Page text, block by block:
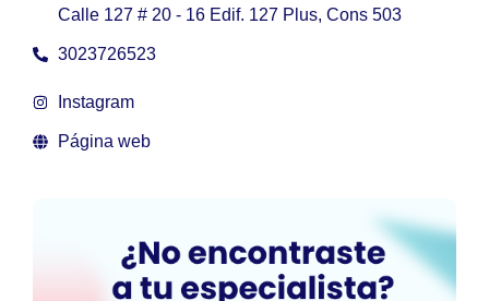
Calle 127 # 20 - 16 Edif. 127 Plus, Cons 503
3023726523
Instagram
Página web